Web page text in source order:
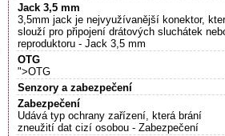
Jack 3,5 mm
3,5mm jack je nejvyužívanější konektor,
slouží pro připojení drátových sluchátek
reproduktoru - Jack 3,5 mm
OTG
">OTG
Senzory a zabezpečení
Zabezpečení
Udává typ ochrany zařízení, která brání
zneužití dat cizí osobou - Zabezpečení